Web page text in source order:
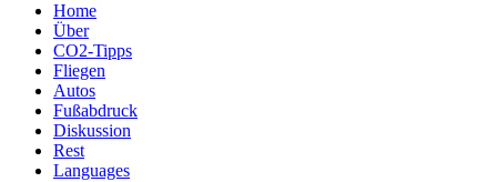
Home
Über
CO2-Tipps
Fliegen
Autos
Fußabdruck
Diskussion
Rest
Languages